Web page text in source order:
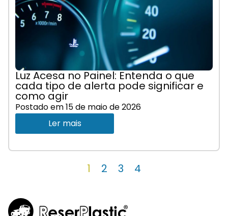
Luz Acesa no Painel: Entenda o que
cada tipo de alerta pode significar e
como agir
Postado em15 de maio de 2026
Ler mais
1 2 3 4